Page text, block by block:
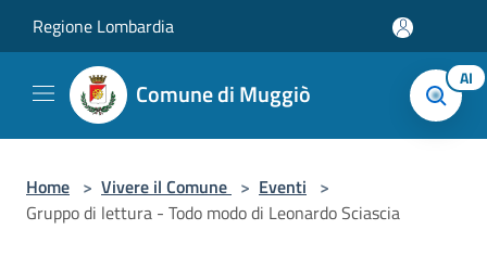
Regione Lombardia
Comune di Muggiò AI
Home > Vivere il Comune > Eventi >
Gruppo di lettura - Todo modo di Leonardo Sciascia